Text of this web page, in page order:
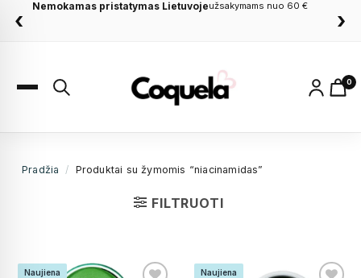
‹
Nemokamas pristatymas Lietuvojeužsakymams nuo 60 €
Dovanos apsiperkantnuo 60 €
›
0
Pradžia / Produktai su žymomis “niacinamidas”
FILTRUOTI
Naujiena Naujiena